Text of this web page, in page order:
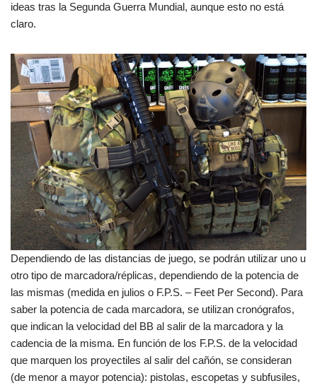
ideas tras la Segunda Guerra Mundial,​ aunque esto no está
claro.
Dependiendo de las distancias de juego, se podrán utilizar uno u
otro tipo de marcadora/réplicas, dependiendo de la potencia de
las mismas (medida en julios o F.P.S. – Feet Per Second). Para
saber la potencia de cada marcadora, se utilizan cronógrafos,
que indican la velocidad del BB al salir de la marcadora y la
cadencia de la misma. En función de los F.P.S. de la velocidad
que marquen los proyectiles al salir del cañón, se consideran
(de menor a mayor potencia): pistolas, escopetas y subfusiles,